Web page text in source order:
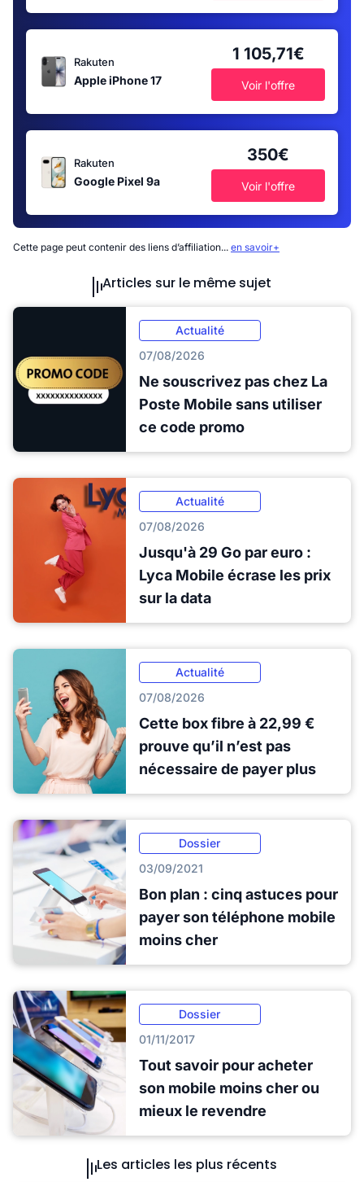
Rakuten
Apple iPhone 17
1 105,71€
Voir l'offre
Rakuten
Google Pixel 9a
350€
Voir l'offre
Cette page peut contenir des liens d’affiliation... en savoir+
Articles sur le même sujet
Actualité
07/08/2026
Ne souscrivez pas chez La
Poste Mobile sans utiliser
ce code promo
Actualité
07/08/2026
Jusqu'à 29 Go par euro :
Lyca Mobile écrase les prix
sur la data
Actualité
07/08/2026
Cette box fibre à 22,99 €
prouve qu’il n’est pas
nécessaire de payer plus
Dossier
03/09/2021
Bon plan : cinq astuces pour
payer son téléphone mobile
moins cher
Dossier
01/11/2017
Tout savoir pour acheter
son mobile moins cher ou
mieux le revendre
Les articles les plus récents